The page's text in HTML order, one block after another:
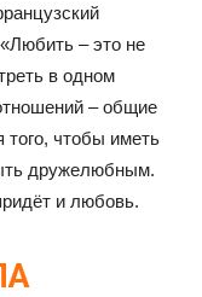
– это не
в одном
– общие
чтобы иметь
дружелюбным.
и любовь.